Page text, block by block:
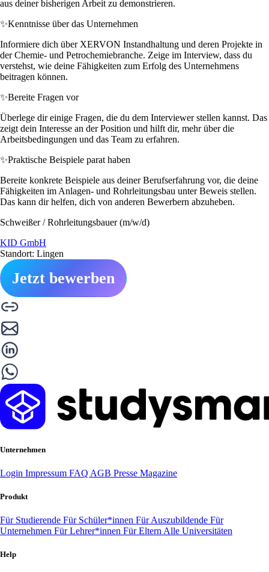
aus deiner bisherigen Arbeit zu demonstrieren.
✨Kenntnisse über das Unternehmen
Informiere dich über XERVON Instandhaltung und deren Projekte in
der Chemie- und Petrochemiebranche. Zeige im Interview, dass du
verstehst, wie deine Fähigkeiten zum Erfolg des Unternehmens
beitragen können.
✨Bereite Fragen vor
Überlege dir einige Fragen, die du dem Interviewer stellen kannst. Das
zeigt dein Interesse an der Position und hilft dir, mehr über die
Arbeitsbedingungen und das Team zu erfahren.
✨Praktische Beispiele parat haben
Bereite konkrete Beispiele aus deiner Berufserfahrung vor, die deine
Fähigkeiten im Anlagen- und Rohrleitungsbau unter Beweis stellen.
Das kann dir helfen, dich von anderen Bewerbern abzuheben.
Schweißer / Rohrleitungsbauer (m/w/d)
KID GmbH
Standort: Lingen
Jetzt bewerben
Unternehmen
Login Impressum FAQ AGB Presse Magazine
Produkt
Für Studierende Für Schüler*innen Für Auszubildende Für
Unternehmen Für Lehrer*innen Für Eltern Alle Universitäten
Help